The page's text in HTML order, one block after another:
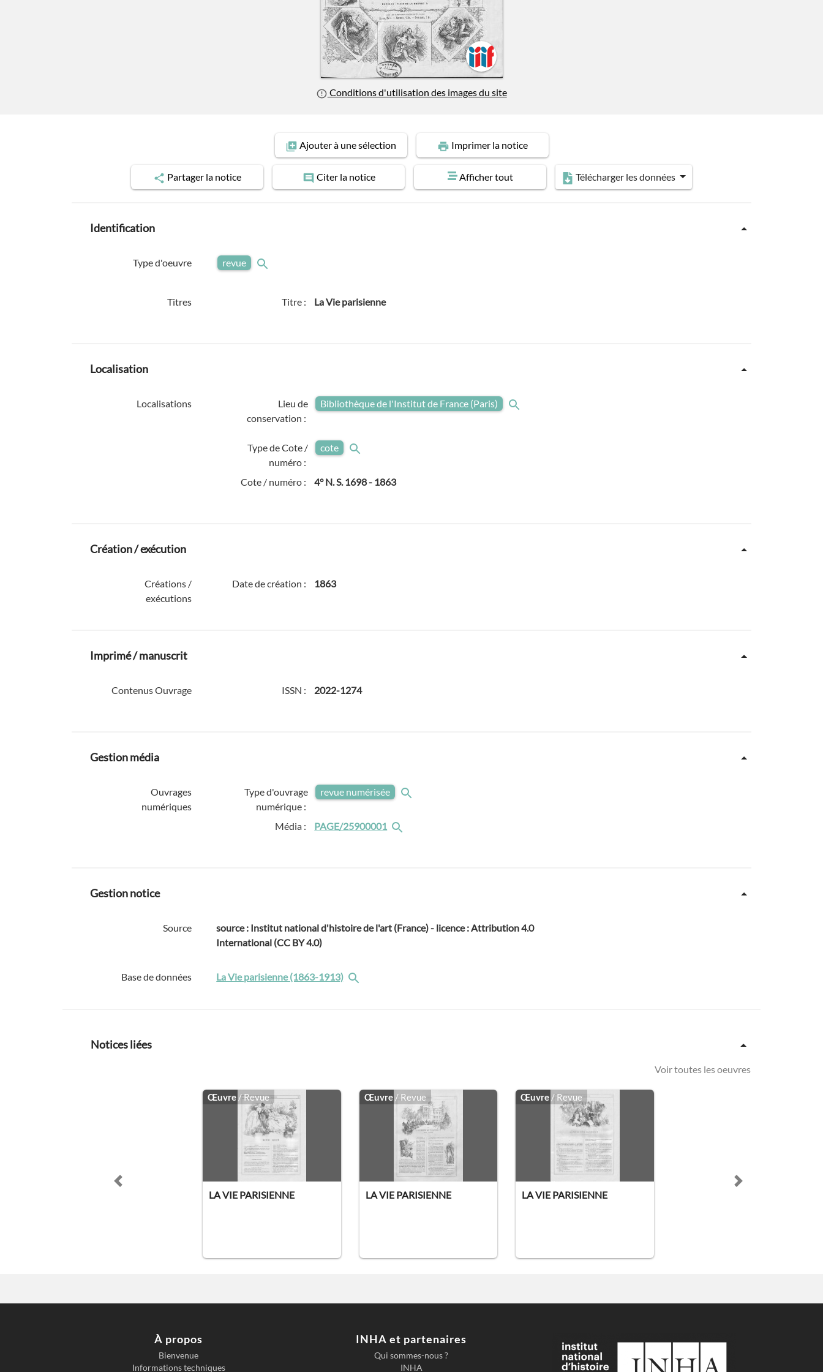
Conditions d'utilisation des images du site
Ajouterà une sélection Imprimerla notice
Partager la notice Citerla notice Afficher tout Télécharger les données
Identification
Type d'oeuvre revue
Titres Titre : La Vie parisienne
Localisation
Localisations
Lieu de
conservation :
Bibliothèque de l'Institut de France (Paris)
Type de Cote /
numéro :
cote
Cote / numéro : 4° N. S. 1698 - 1863
Création / exécution
Créations /
exécutions
Date de création : 1863
Imprimé / manuscrit
Contenus Ouvrage ISSN : 2022-1274
Gestion média
Ouvrages
numériques
Type d'ouvrage
numérique :
revue numérisée
Média : PAGE/25900001
Gestion notice
Source
source : Institut national d'histoire de l'art (France) - licence : Attribution 4.0
International (CC BY 4.0)
Base de données La Vie parisienne (1863-1913)
Notices liées
Voir toutes les oeuvres
Œuvre / Revue
LA VIE PARISIENNE
Œuvre / Revue
LA VIE PARISIENNE
Œuvre / Revue
LA VIE PARISIENNE
Previous slide Next slide
À propos
Bienvenue
Informations techniques
INHA et partenaires
Qui sommes-nous ?
INHA